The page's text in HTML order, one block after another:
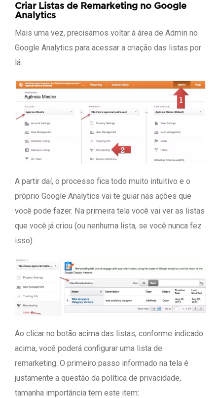
Criar Listas de Remarketing no Google
Analytics
Mais uma vez, precisamos voltar à área de Admin no
Google Analytics para acessar a criação das listas por
lá:
A partir daí, o processo fica todo muito intuitivo e o
próprio Google Analytics vai te guiar nas ações que
você pode fazer. Na primeira tela você vai ver as listas
que você já criou (ou nenhuma lista, se você nunca fez
isso):
Ao clicar no botão acima das listas, conforme indicado
acima, você poderá configurar uma lista de
remarketing. O primeiro passo informado na tela é
justamente a questão da política de privacidade,
tamanha importância tem este item: